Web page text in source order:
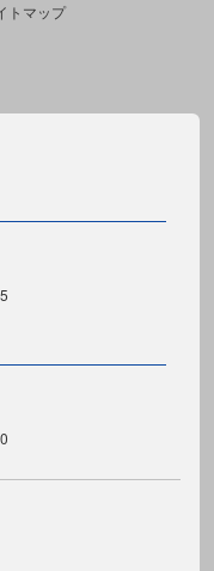
トマップ